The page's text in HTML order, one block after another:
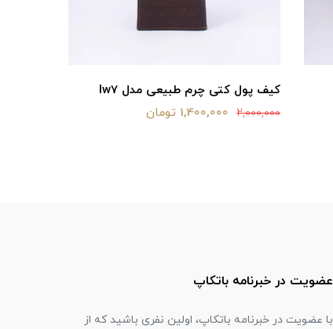
کیف پول کتی چرم طبیعی مدل lw7
2,000,000 1,400,000 تومان
عضویت در خبرنامه باتکاپ
با عضویت در خبرنامه باتکاپ، اولین نفری باشید که از